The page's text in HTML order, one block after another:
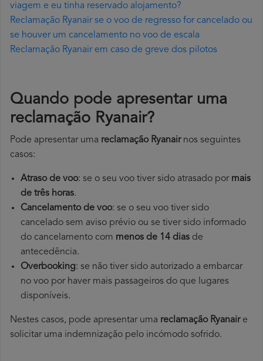
viagem e eu tinha reservado alojamento?
Reclamação Ryanair se o voo de regresso for cancelado ou
se houver um cancelamento no voo de escala
Reclamação Ryanair em caso de greve dos pilotos
Quando pode apresentar uma
reclamação Ryanair?
Pode apresentar uma reclamação Ryanairnos seguintes
casos:
Atraso de voo: se o seu voo tiver sido atrasado por mais
de três horas.
Cancelamento de voo: se o seu voo tiver sido
cancelado sem aviso prévio ou se tiver sido informado
do cancelamento com menos de 14 dias de
antecedência.
Overbooking: se não tiver sido autorizado a embarcar
no voo por haver mais passageiros do que lugares
disponíveis.
Nestes casos, pode apresentar uma reclamação Ryanaire
solicitar uma indemnização pelo incómodo sofrido.